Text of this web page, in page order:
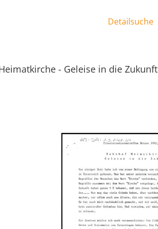
Detailsuche
- Geleise in die Zukunft